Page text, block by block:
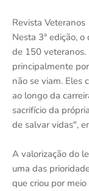
Revista Veteranos
Nesta 3ª edição,
de 150 veteranos.
principalmente
não se viam. Eles
ao longo da
sacrifício da
de salvar vidas",
A valorização do
uma das
que criou por